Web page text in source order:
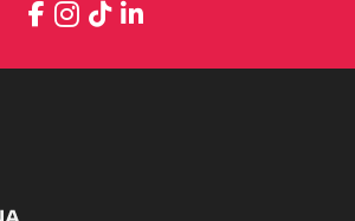
Facebook
Instagram
TikTokLinkedIn